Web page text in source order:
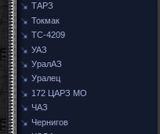
ТАРЗ
Токмак
ТС-4209
УАЗ
УралАЗ
Уралец
172 ЦАРЗ МО
ЧАЗ
Чернигов